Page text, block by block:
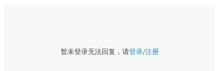
暂未登录无法回复，请登录/注册